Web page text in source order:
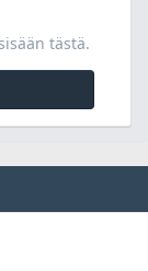
tästä.